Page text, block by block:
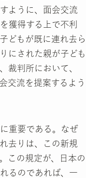
ように、面会交流
獲得する上で不利
どもが既に連れ去ら
にされた親が子ども
裁判所において、
交流を提案するよう
重要である。なぜ
去りは、この新規
この規定が、日本の
るのであれば、一